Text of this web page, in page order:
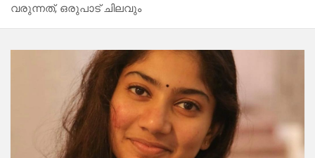
വരുന്നത്, ഒരുപാട് ചിലവും